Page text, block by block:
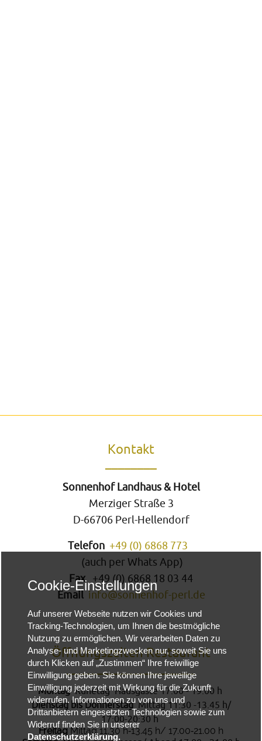
Kontakt
Sonnenhof Landhaus & Hotel
Merziger Straße 3
D‑66706 Perl‑Hellendorf
Telefon +49 (0) 6868 773
(auch per Whats App)
Fax
+49 (0) 6868 18 03 44
Email info@sonnenhof‑perl.de
Öffnungszeiten Restaurant
____________________
MontagRuhetag Hausgäste 17.00 - 19:00 h
Dienstag bis DonnerstagMittag 11:30 -13.45 h/
17:00‑20:30 h
FreitagMittag 11.30 h‑13.45 h/ 17.00‑21.00 h
Cookie-Einstellungen
Auf unserer Webseite nutzen wir Cookies und
Tracking-Technologien, um Ihnen die bestmögliche
Nutzung zu ermöglichen. Wir verarbeiten Daten zu
Analyse- und Marketingzwecken nur, soweit Sie uns
durch Klicken auf „Zustimmen“ Ihre freiwillige
Einwilligung geben. Sie können Ihre jeweilige
Einwilligung jederzeit mit Wirkung für die Zukunft
widerrufen. Informationen zu von uns und
Drittanbietern eingesetzten Technologien sowie zum
Widerruf finden Sie in unserer
Datenschutzerklärung.